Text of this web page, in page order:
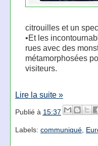
citrouilles et un
•Et les
rues avec des
métamorphosées
visiteurs.
Lire la suite »
Publié à 15:37
Labels: communiqué,